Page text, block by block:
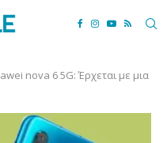
nova 6 5G: Έρχεται με μια